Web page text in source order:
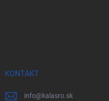
KONTAKT
info@kalasro.sk